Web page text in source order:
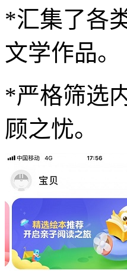
*汇集了各
文学作品。
*严格筛选
顾之忧。